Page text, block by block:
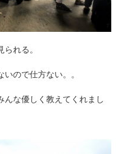
れる。
ので仕方ない。。
んな優しく教えてくれまし